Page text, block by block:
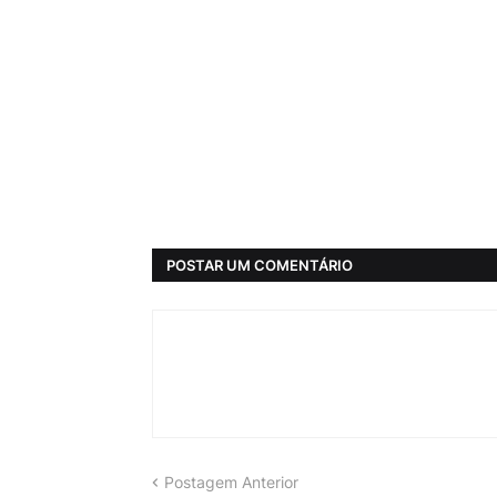
POSTAR UM COMENTÁRIO
Postagem Anterior